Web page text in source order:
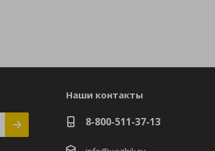
Наши контакты
8-800-511-37-13